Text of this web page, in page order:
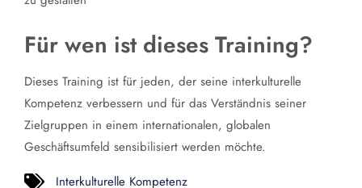
Für wen ist dieses Training?
Dieses Training ist für jeden, der seine interkulturelle
Kompetenz verbessern und für das Verständnis seiner
Zielgruppen in einem internationalen, globalen
Geschäftsumfeld sensibilisiert werden möchte.
Interkulturelle Kompetenz